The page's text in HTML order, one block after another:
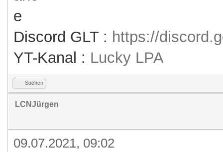
Discord GLT : https://
YT-Kanal : Lucky LPA
Suchen
LCNJürgen
09.07.2021, 09:02